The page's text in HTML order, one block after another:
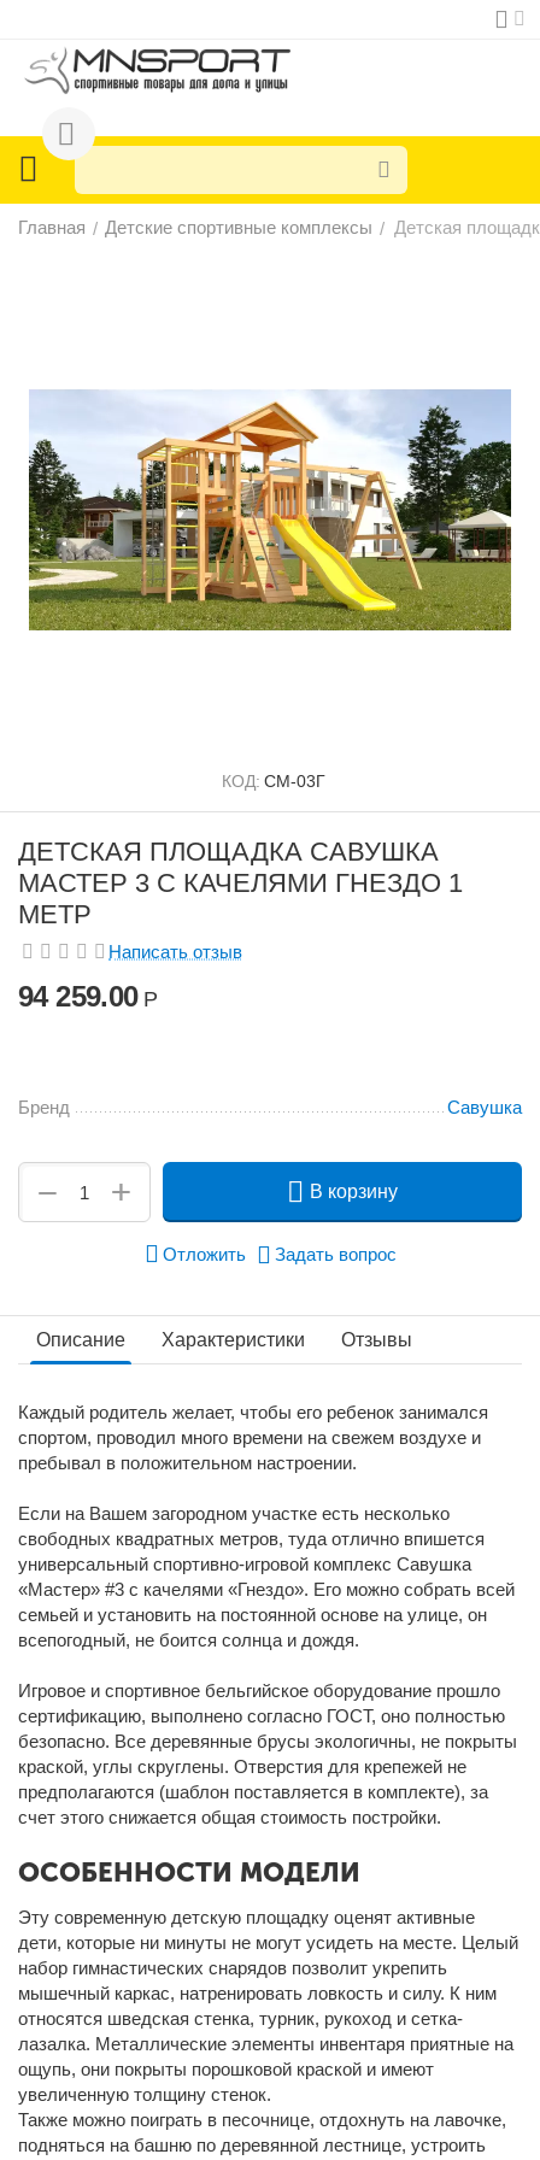
Главная / Детские спортивные комплексы / Детская
КОД: СМ-03Г
ДЕТСКАЯ ПЛОЩАДКА САВУШКА
МАСТЕР 3 С КАЧЕЛЯМИ ГНЕЗДО 1
МЕТР
Написать отзыв
94 259.00 Р
Бренд Савушка
+
− В корзину
Отложить Задать вопрос
Описание Характеристики Отзывы
Каждый родитель желает, чтобы его ребенок занимался
спортом, проводил много времени на свежем воздухе и
пребывал в положительном настроении.
Если на Вашем загородном участке есть несколько
свободных квадратных метров, туда отлично впишется
универсальный спортивно-игровой комплекс Савушка
«Мастер» #3 с качелями «Гнездо». Его можно собрать всей
семьей и установить на постоянной основе на улице, он
всепогодный, не боится солнца и дождя.
Игровое и спортивное бельгийское оборудование прошло
сертификацию, выполнено согласно ГОСТ, оно полностью
безопасно. Все деревянные брусы экологичны, не покрыты
краской, углы скруглены. Отверстия для крепежей не
предполагаются (шаблон поставляется в комплекте), за
счет этого снижается общая стоимость постройки.
ОСОБЕННОСТИ МОДЕЛИ
Эту современную детскую площадку оценят активные
дети, которые ни минуты не могут усидеть на месте. Целый
набор гимнастических снарядов позволит укрепить
мышечный каркас, натренировать ловкость и силу. К ним
относятся шведская стенка, турник, рукоход и сетка-
лазалка. Металлические элементы инвентаря приятные на
ощупь, они покрыты порошковой краской и имеют
увеличенную толщину стенок.
Также можно поиграть в песочнице, отдохнуть на лавочке,
подняться на башню по деревянной лестнице, устроить